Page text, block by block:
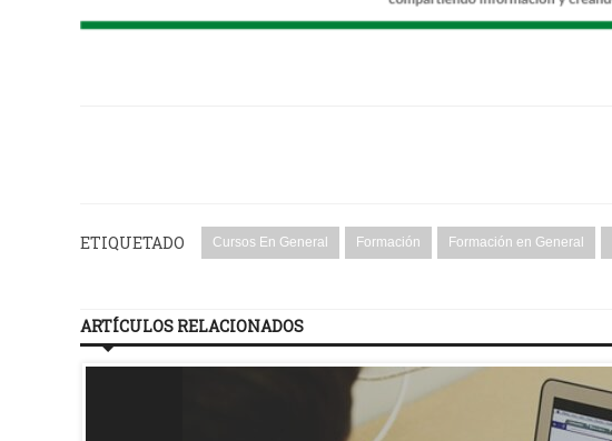
ETIQUETADO Cursos En General Formación Formación en General
ARTÍCULOS RELACIONADOS